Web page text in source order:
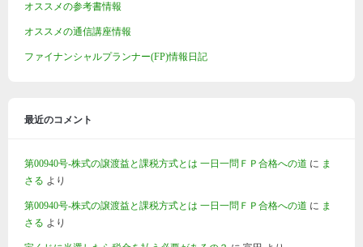
オススメの参考書情報
オススメの通信講座情報
ファイナンシャルプランナー(FP)情報日記
最近のコメント
第00940号-株式の譲渡益と課税方式とは 一日一問ＦＰ合格への道 に ま
さる より
第00940号-株式の譲渡益と課税方式とは 一日一問ＦＰ合格への道 に ま
さる より